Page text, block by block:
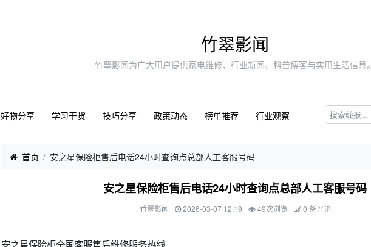
竹翠影闻
竹翠影闻为广大用户提供家电维修、行业新闻、科普博客与实用生活信息。
好物分享 学习干货 技巧分享 政策动态 榜单推荐 行业观察
首页 安之星保险柜售后电话24小时查询点总部人工客服号码
安之星保险柜售后电话24小时查询点总部人工客服号码
竹翠影闻 2026-03-07 12:19 49次浏览 0 条评论
安之星保险柜全国客服售后维修服务热线